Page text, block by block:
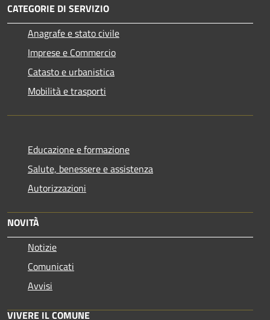
CATEGORIE DI SERVIZIO
Anagrafe e stato civile
Imprese e Commercio
Catasto e urbanistica
Mobilità e trasporti
Educazione e formazione
Salute, benessere e assistenza
Autorizzazioni
NOVITÀ
Notizie
Comunicati
Avvisi
VIVERE IL COMUNE